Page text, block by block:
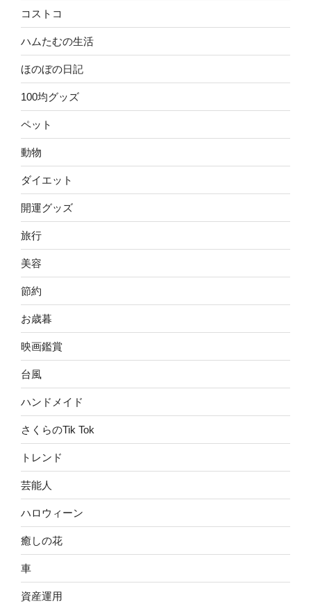
コストコ
ハムたむの生活
ほのぼの日記
100均グッズ
ペット
動物
ダイエット
開運グッズ
旅行
美容
節約
お歳暮
映画鑑賞
台風
ハンドメイド
さくらのTik Tok
トレンド
芸能人
ハロウィーン
癒しの花
車
資産運用